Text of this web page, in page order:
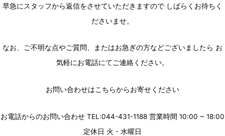
早急にスタッフから返信をさせていただきますので しばらくお待ちく
ださいませ。
なお、ご不明な点やご質問、またはお急ぎの方などございましたら お
気軽にお電話にてご連絡ください。
お問い合わせはこちらからお寄せください
お電話からのお問い合わせ TEL:044-431-1188 営業時間 10:00 ~ 18:00
定休日 火・水曜日